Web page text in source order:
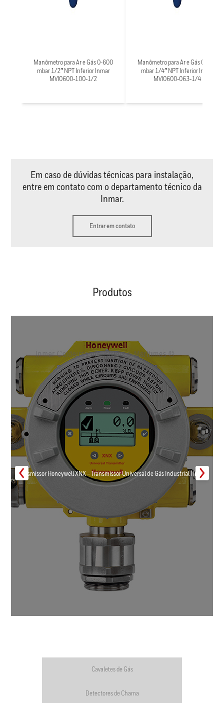
Manômetro para Ar e Gás 0-600
mbar 1/2″ NPT Inferior Inmar
MVI0600-100-1/2
Manômetro para Ar e Gás 0-600
mbar 1/4″ NPT Inferior Inmar
MVI0600-063-1/4
Em caso de dúvidas técnicas para instalação,
entre em contato com o departamento técnico da
Inmar.
Entrar em contato
Produtos
Transmissor Honeywell XNX – Transmissor Universal de Gás Industrial | Inmar
Cavaletes de Gás
Detectores de Chama